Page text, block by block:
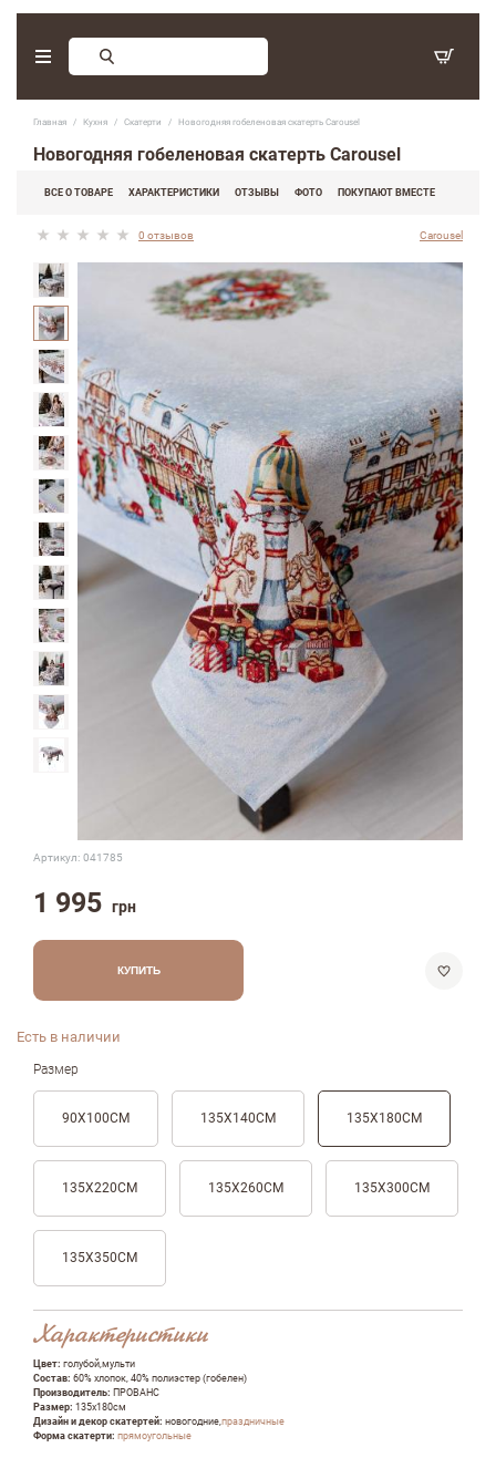
Главная Кухня Скатерти Новогодняя гобеленовая скатерть Carousel
Новогодняя гобеленовая скатерть Carousel
ВСЕ О ТОВАРЕ ХАРАКТЕРИСТИКИ ОТЗЫВЫ ФОТО ПОКУПАЮТ ВМЕСТЕ
0 отзывов Carousel
Артикул: 041785
1 995 грн
КУПИТЬ
Есть в наличии
Размер
90Х100СМ 135Х140СМ 135Х180СМ
135Х220СМ 135Х260СМ 135Х300СМ
135Х350СМ
Характеристики
Цвет: голубой,мульти
Состав: 60% хлопок, 40% полиэстер (гобелен)
Производитель: ПРОВАНС
Размер: 135х180см
Дизайн и декор скатертей: новогодние,праздничные
Форма скатерти: прямоугольные
Заказ обратного звонка
(097) 416-90-33 ,
(066) 339-07-15